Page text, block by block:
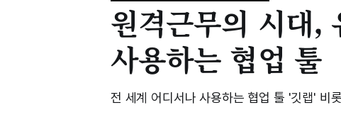
원격근무의 시대,
사용하는 협업 툴
전 세계 어디서나 사용하는 협업 툴 '깃랩' 비